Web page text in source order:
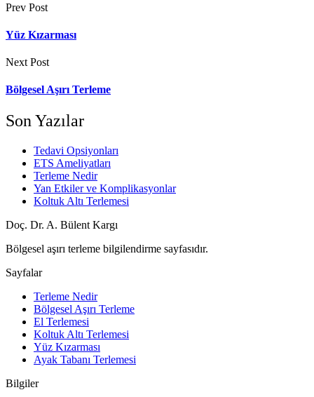
Prev Post
Yüz Kızarması
Next Post
Bölgesel Aşırı Terleme
Son Yazılar
Tedavi Opsiyonları
ETS Ameliyatları
Terleme Nedir
Yan Etkiler ve Komplikasyonlar
Koltuk Altı Terlemesi
Doç. Dr. A. Bülent Kargı
Bölgesel aşırı terleme bilgilendirme sayfasıdır.
Sayfalar
Terleme Nedir
Bölgesel Aşırı Terleme
El Terlemesi
Koltuk Altı Terlemesi
Yüz Kızarması
Ayak Tabanı Terlemesi
Bilgiler